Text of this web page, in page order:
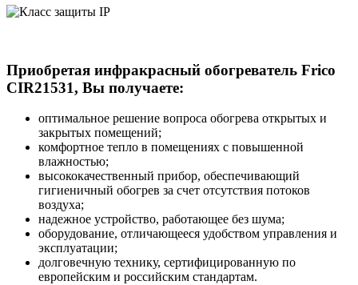
Приобретая инфракрасный обогреватель Frico
CIR21531, Вы получаете:
оптимальное решение вопроса обогрева открытых и
закрытых помещений;
комфортное тепло в помещениях с повышенной
влажностью;
высококачественный прибор, обеспечивающий
гигиеничный обогрев за счет отсутствия потоков
воздуха;
надежное устройство, работающее без шума;
оборудование, отличающееся удобством управления и
эксплуатации;
долговечную технику, сертифицированную по
европейским и российским стандартам.